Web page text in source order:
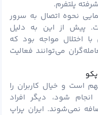
پلتفرم.
نحوه اتصال به سرور
پیش از این به دلیل
اختلال مواجه بود که
می‌توانند فعالیت
است و خیال کاربران را
شود، دیگر افراد
نمی‌شوند. ایران پراپ